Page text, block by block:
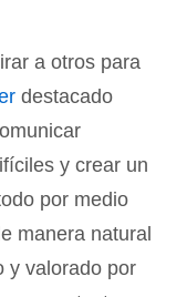
a otros para
destacado
y crear un
por medio
manera natural
y valorado por